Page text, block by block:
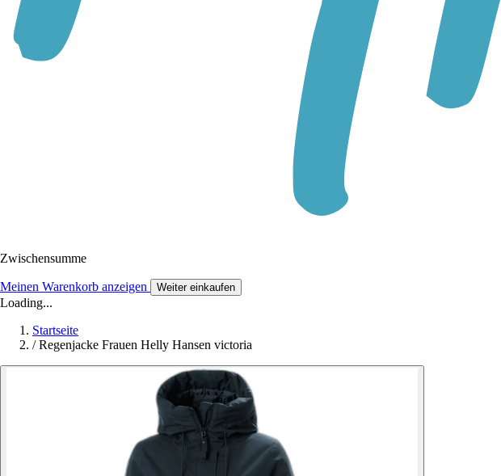
Zwischensumme
Meinen Warenkorb anzeigen Weiter einkaufen
Loading...
Startseite
/ Regenjacke Frauen Helly Hansen victoria